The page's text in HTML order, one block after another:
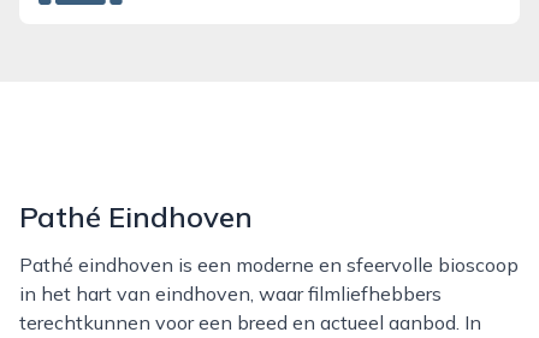
Pathé Eindhoven
Pathé eindhoven is een moderne en sfeervolle bioscoop
in het hart van eindhoven, waar filmliefhebbers
terechtkunnen voor een breed en actueel aanbod. In